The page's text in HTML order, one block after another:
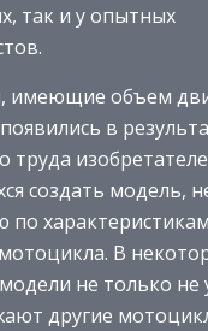
так и у опытных
имеющие объем
в
труда
создать модель,
по
В
модели не только не
другие